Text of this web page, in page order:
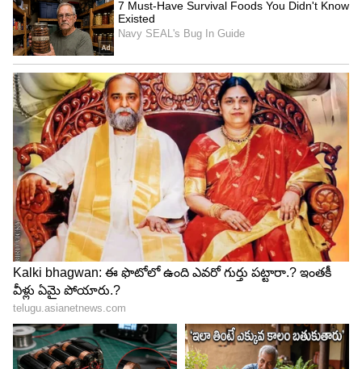
4
5
Image Credit :X
అమెరికాలో కూడా ఇదే పరిస్థితి
బ్రిటన్ మాత్రమే కాదు, అమెరికాలో కూడా AI ఉద్యోగాలపై
ప్రభావం చూపుతోంది. తాజాగా విడుదలైన MIT రిపోర్ట్